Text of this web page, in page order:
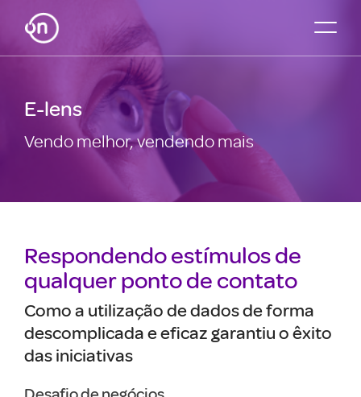
E-lens
Vendo melhor, vendendo mais
Respondendo estímulos de
qualquer ponto de contato
Como a utilização de dados de forma
descomplicada e eficaz garantiu o êxito
das iniciativas